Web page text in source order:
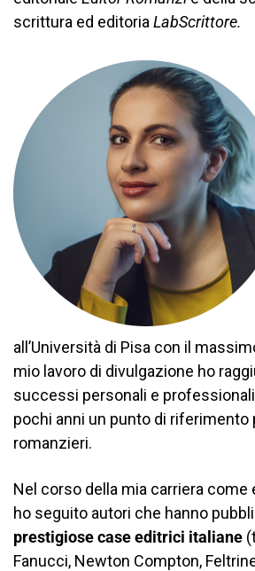
scrittura ed editoria LabScrittore.
all’Università di Pisa con il
mio lavoro di divulgazione ho
successi personali e
pochi anni un punto di riferimento
romanzieri.
Nel corso della mia carriera come
ho seguito autori che hanno
prestigiose case editrici italiane
Fanucci, Newton Compton,